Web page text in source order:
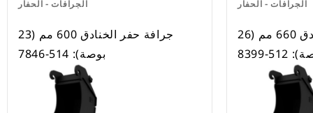
الجرافات - الحفار
جرافة حفر الخنادق 600 مم (23
بوصة): 514-7846
الجرافات - الحفار
جرافة حفر الخنادق 660 مم (26
8399